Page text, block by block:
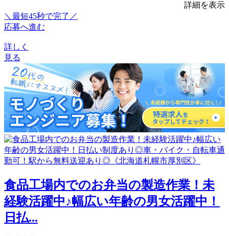
詳細を表示
＼最短45秒で完了／
応募へ進む
詳しく
見る
食品工場内でのお弁当の製造作業！未
経験活躍中♪幅広い年齢の男女活躍中！
日払...